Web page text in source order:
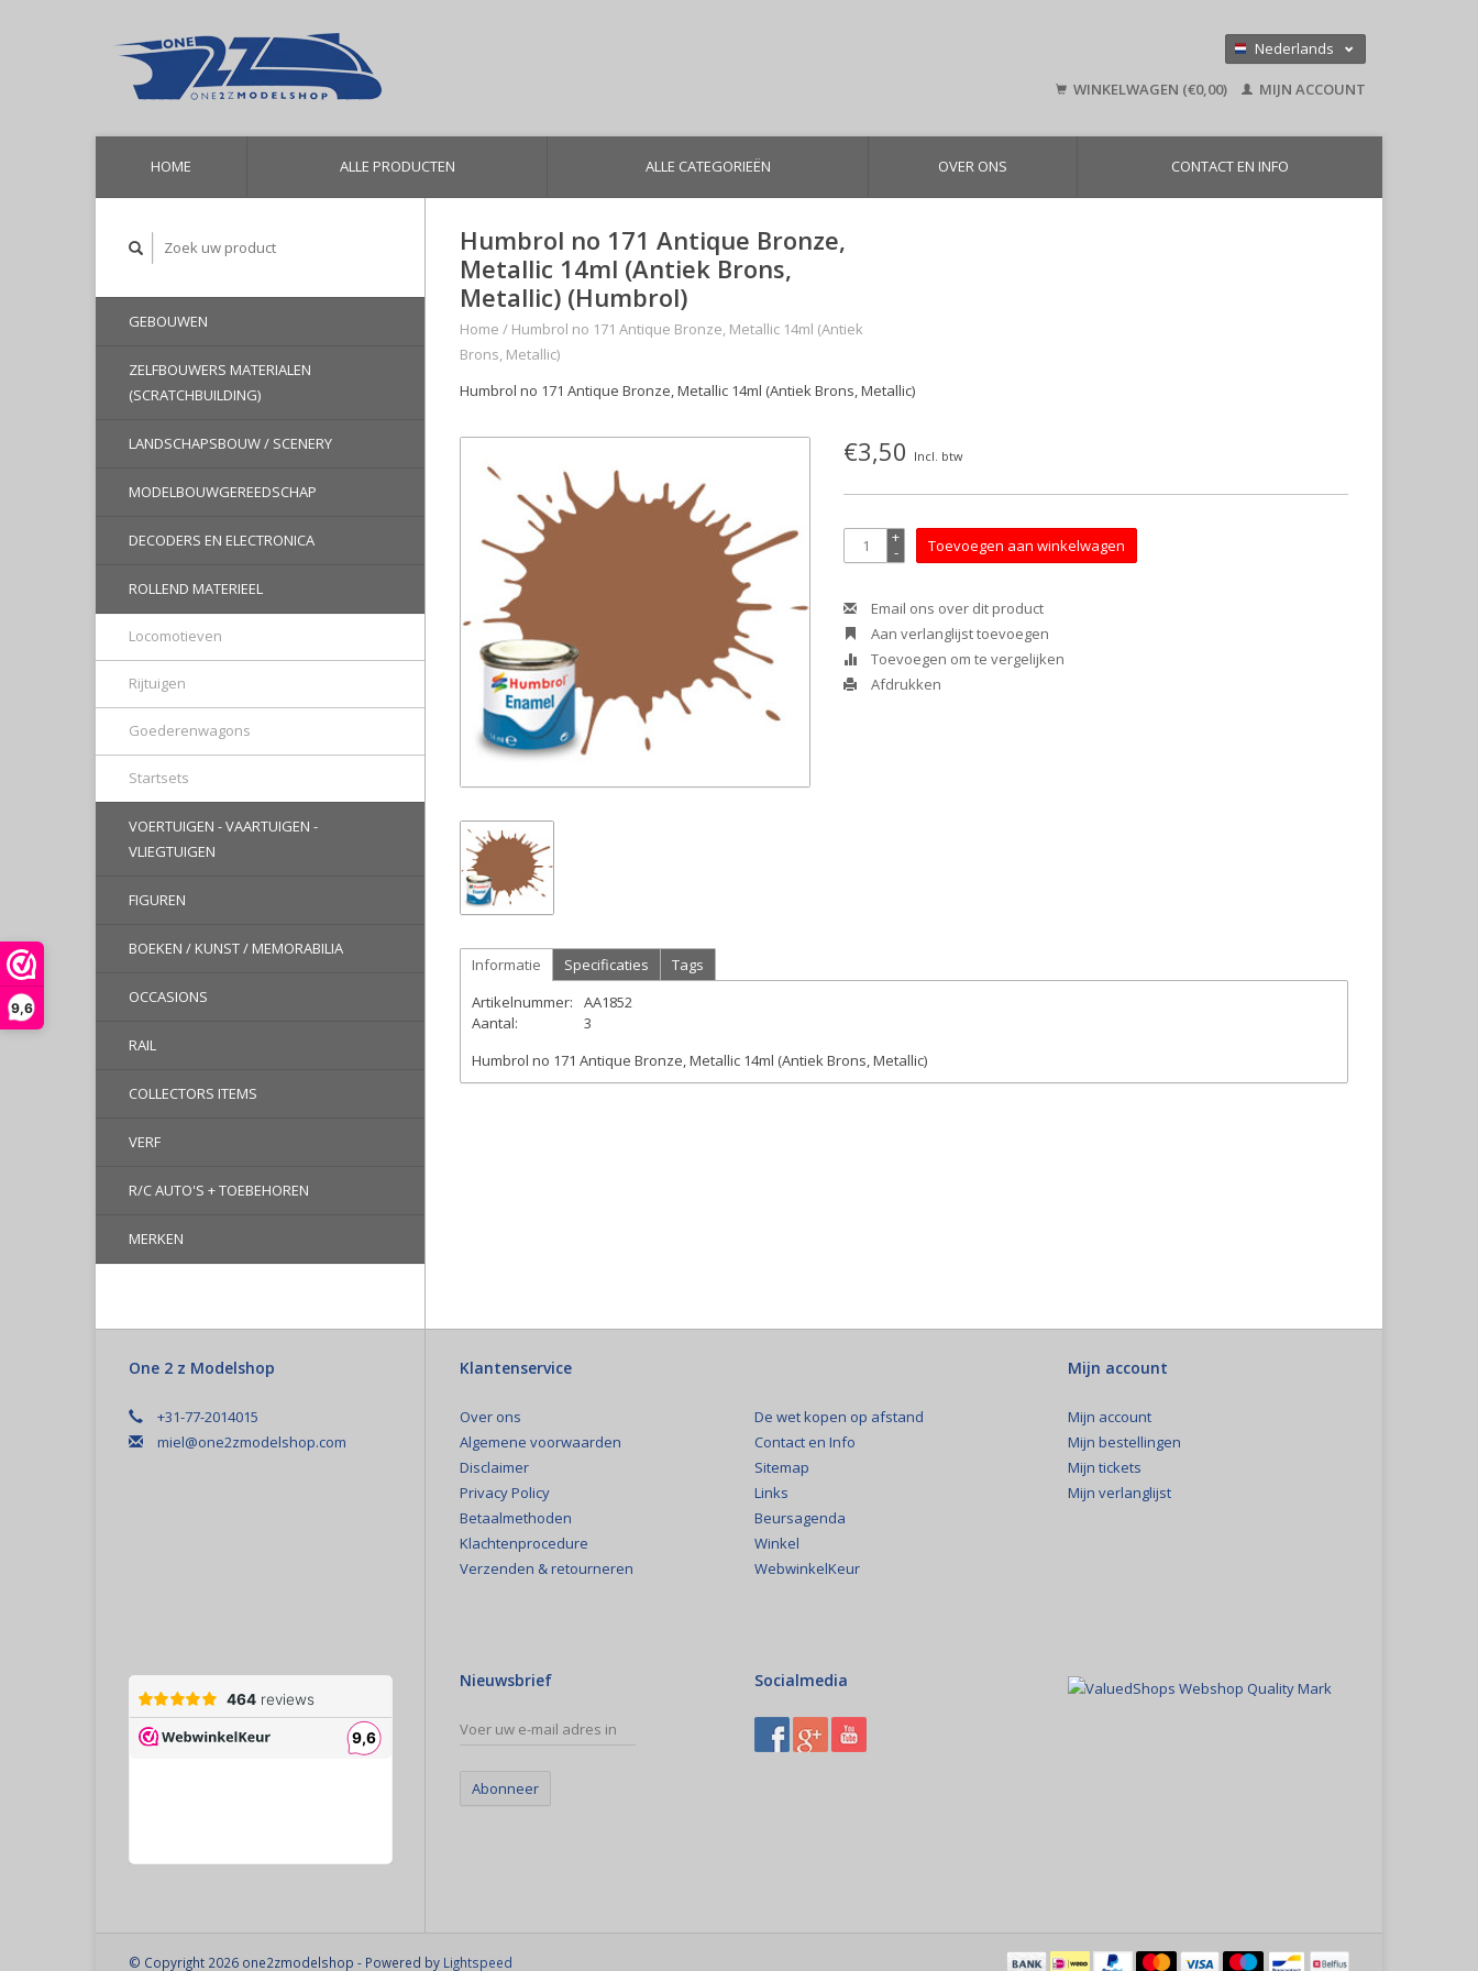
9,6
Nederlands
English
WINKELWAGEN (€0,00) MIJN ACCOUNT
HOME ALLE PRODUCTEN ALLE CATEGORIEËN OVER ONS CONTACT EN INFO
GEBOUWEN
ZELFBOUWERS MATERIALEN
(SCRATCHBUILDING)
LANDSCHAPSBOUW / SCENERY
MODELBOUWGEREEDSCHAP
DECODERS EN ELECTRONICA
ROLLEND MATERIEEL
Locomotieven
Rijtuigen
Goederenwagons
Startsets
VOERTUIGEN - VAARTUIGEN -
VLIEGTUIGEN
FIGUREN
BOEKEN / KUNST / MEMORABILIA
OCCASIONS
RAIL
COLLECTORS ITEMS
VERF
R/C AUTO'S + TOEBEHOREN
MERKEN
Humbrol no 171 Antique Bronze,
Metallic 14ml (Antiek Brons,
Metallic) (Humbrol)
Home / Humbrol no 171 Antique Bronze, Metallic 14ml (Antiek
Brons, Metallic)
Humbrol no 171 Antique Bronze, Metallic 14ml (Antiek Brons, Metallic)
€3,50 Incl. btw
+
- Toevoegen aan winkelwagen
Email ons over dit product
Aan verlanglijst toevoegen
Toevoegen om te vergelijken
Afdrukken
Informatie Specificaties
Tags
Artikelnummer:
AA1852
Aantal:
3
Humbrol no 171 Antique Bronze, Metallic 14ml (Antiek Brons, Metallic)
One 2 z Modelshop
+31-77-2014015
miel@one2zmodelshop.com
Klantenservice
Over ons
Algemene voorwaarden
Disclaimer
Privacy Policy
Betaalmethoden
Klachtenprocedure
Verzenden & retourneren
De wet kopen op afstand
Contact en Info
Sitemap
Links
Beursagenda
Winkel
WebwinkelKeur
Mijn account
Mijn account
Mijn bestellingen
Mijn tickets
Mijn verlanglijst
Nieuwsbrief
Abonneer
Socialmedia
© Copyright 2026 one2zmodelshop - Powered by Lightspeed